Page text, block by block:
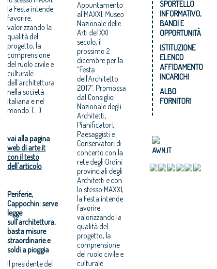
la Festa intende
favorire,
valorizzando la
qualità del
progetto, la
comprensione
del ruolo civile e
culturale
dell’architettura
nella società
italiana e nel
mondo. (...)
vai alla pagina
web di arte.it
con il testo
dell'articolo
Periferie,
Cappochin: serve
legge
sull’architettura,
basta misure
straordinarie e
soldi a pioggia
Il presidente del
Appuntamento
al MAXXI, Museo
Nazionale delle
Arti del XXI
secolo, il
prossimo 2
dicembre per la
“Festa
dell’Architetto
2017”. Promossa
dal Consiglio
Nazionale degli
Architetti,
Pianificatori,
Paesaggisti e
Conservatori di
concerto con la
rete degli Ordini
provinciali degli
Architetti e con
lo stesso MAXXI,
la Festa intende
favorire,
valorizzando la
qualità del
progetto, la
comprensione
del ruolo civile e
culturale
SPORTELLO
INFORMATIVO,
BANDI E
OPPORTUNITÀ
ISTITUZIONE
ELENCO
AFFIDAMENTO
INCARICHI
ALBO
FORNITORI
AWN.IT